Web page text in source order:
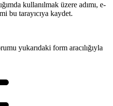
kullanılmak üzere adımı, e-
bu tarayıcıya kaydet.
yukarıdaki form aracılığıyla